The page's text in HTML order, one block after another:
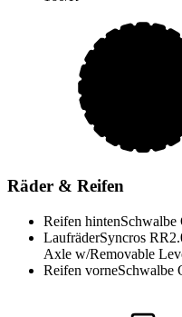
Räder & Reifen
Reifen hintenSchwalbe
LaufräderSyncros
Axle w/Removable
Reifen vorneSchwalbe